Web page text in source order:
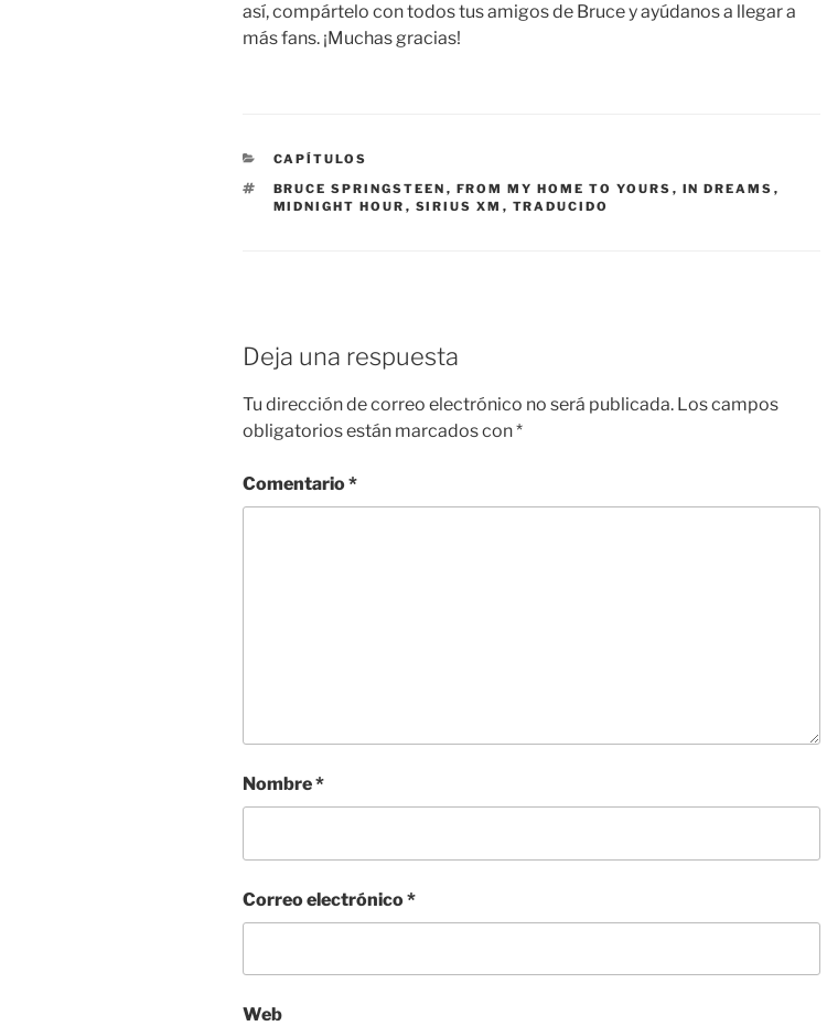
así, compártelo con todos tus amigos de Bruce y ayúdanos a llegar a
más fans. ¡Muchas gracias!
CATEGORÍAS
CAPÍTULOS
ETIQUETAS
BRUCE SPRINGSTEEN , FROM MY HOME TO YOURS , IN DREAMS ,
MIDNIGHT HOUR , SIRIUS XM , TRADUCIDO
Deja una respuesta
Tu dirección de correo electrónico no será publicada. Los campos
obligatorios están marcados con*
Comentario*
Nombre*
Correo electrónico*
Web